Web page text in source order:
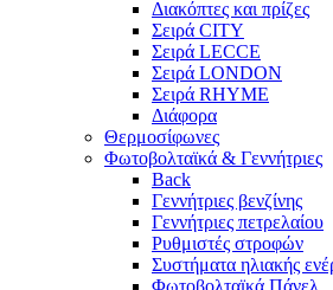
Διακόπτες και πρίζες
Σειρά CITY
Σειρά LECCE
Σειρά LONDON
Σειρά RHYME
Διάφορα
Θερμοσίφωνες
Φωτοβολταϊκά & Γεννήτριες
Back
Γεννήτριες βενζίνης
Γεννήτριες πετρελαίου
Ρυθμιστές στροφών
Συστήματα ηλιακής
Φωτοβολταϊκά Πάνελ